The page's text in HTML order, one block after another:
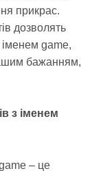
прикрас.
дозволять
іменем game,
бажанням,
з іменем
– це